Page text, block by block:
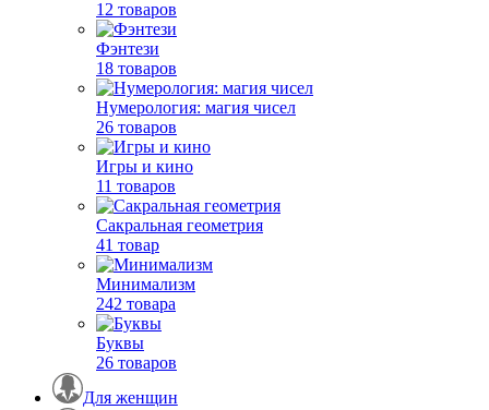
12 товаров
Фэнтези
18 товаров
Нумерология: магия чисел
26 товаров
Игры и кино
11 товаров
Сакральная геометрия
41 товар
Минимализм
242 товара
Буквы
26 товаров
Для женщин